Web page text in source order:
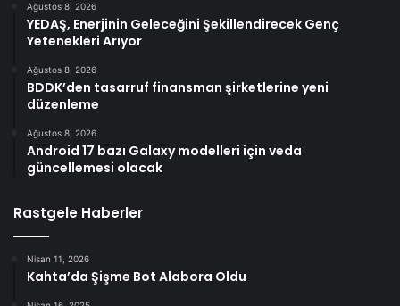
Ağustos 8, 2026
YEDAŞ, Enerjinin Geleceğini Şekillendirecek Genç
Yetenekleri Arıyor
Ağustos 8, 2026
BDDK’den tasarruf finansman şirketlerine yeni
düzenleme
Ağustos 8, 2026
Android 17 bazı Galaxy modelleri için veda
güncellemesi olacak
Rastgele Haberler
Nisan 11, 2026
Kahta’da Şişme Bot Alabora Oldu